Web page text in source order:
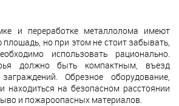
и переработке металлолома имеют
но при этом не стоит забывать,
использовать рационально.
должно быть компактным, въезд
Обрезное оборудование,
находиться на безопасном расстоянии
и пожароопасных материалов.